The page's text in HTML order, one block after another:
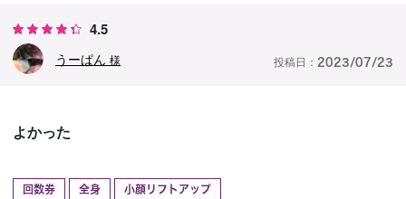
4.5
うーぱん 様 投稿日： 2023/07/23
よかった
回数券 全身 小顔リフトアップ